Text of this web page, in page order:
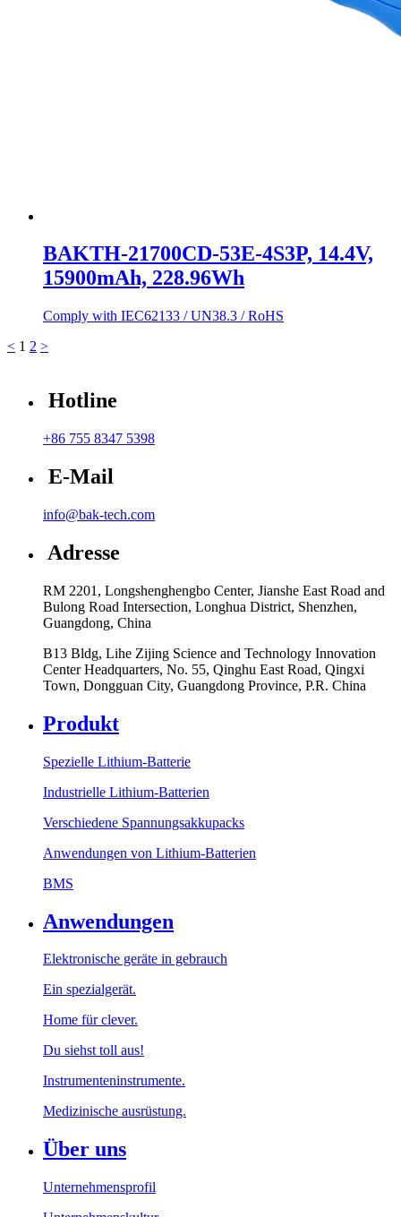
BAKTH-21700CD-53E-4S3P, 14.4V,
15900mAh, 228.96Wh
Comply with IEC62133 / UN38.3 / RoHS
< 1 2 >
Hotline
+86 755 8347 5398
E-Mail
info@bak-tech.com
Adresse
RM 2201, Longshenghengbo Center, Jianshe East Road and
Bulong Road Intersection, Longhua District, Shenzhen,
Guangdong, China
B13 Bldg, Lihe Zijing Science and Technology Innovation
Center Headquarters, No. 55, Qinghu East Road, Qingxi
Town, Dongguan City, Guangdong Province, P.R. China
Produkt
Spezielle Lithium-Batterie
Industrielle Lithium-Batterien
Verschiedene Spannungsakkupacks
Anwendungen von Lithium-Batterien
BMS
Anwendungen
Elektronische geräte in gebrauch
Ein spezialgerät.
Home für clever.
Du siehst toll aus!
Instrumenteninstrumente.
Medizinische ausrüstung.
Über uns
Unternehmensprofil